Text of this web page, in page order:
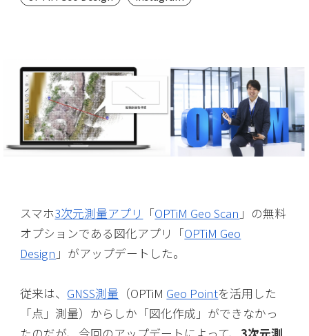
スマホ3次元測量アプリ 「OPTiM Geo Scan 」の無料
オプションである図化アプリ「OPTiM Geo
Design 」がアップデートした。
従来は、 GNSS測量 （OPTiM Geo Pointを活用した
「点」測量）からしか「図化作成」ができなかっ